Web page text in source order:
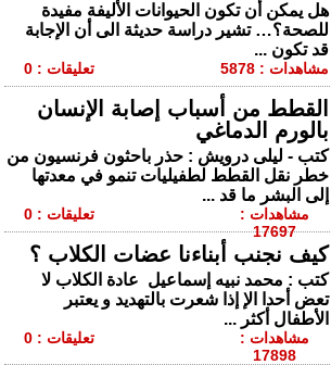
هل يمكن أن تكون الحيوانات الأليفة مفيدة
للصحة؟… تشير دراسة حديثة الى أن الإجابة
قد تكون ...
تعليقات : 0 مشاهدات : 5878
القطط من أسباب إصابة الإنسان
بالورم الدماغي
كتب - ليلى درويش : حذر باحثون فرنسيون من
خطر نقل القطط لطفيليات تنمو في معدتها
إلى البشر ما قد ...
تعليقات : 0
مشاهدات :
17697
كيف نجنب أبناءنا عضات الكلاب ؟
كتب : محمد نبيه إسماعيل عادة الكلاب لا
تعض أحدا الإ إذا شعرت بالتهديد و يعتبر
الأطفال أكثر ...
تعليقات : 0
مشاهدات :
17898